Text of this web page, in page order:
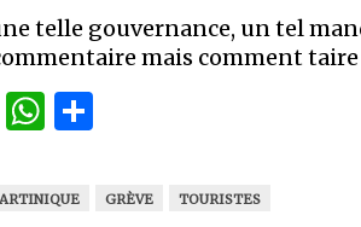
telle gouvernance, un tel
mais comment taire
Twitter
WhatsApp
GRÈVE TOURISTES